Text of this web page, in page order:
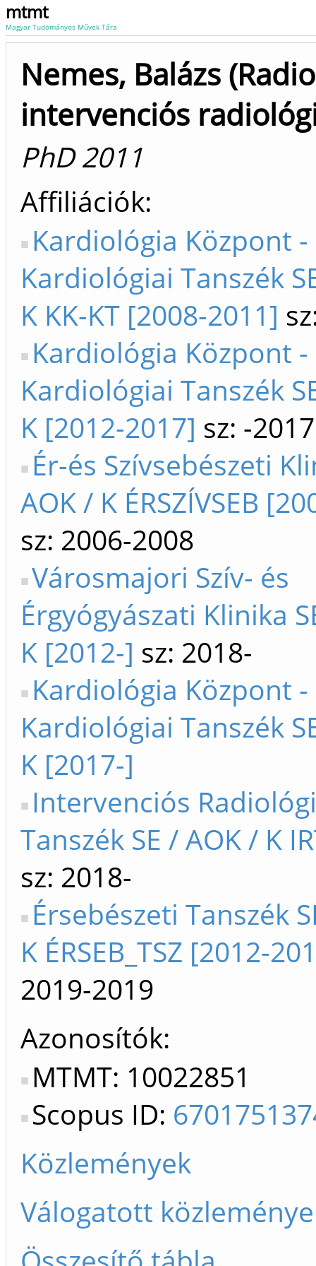
mtmt
Magyar Tudományos Művek Tára
Nemes, Balázs
intervenciós
PhD 2011
Affiliációk
Kardiológia Központ -
Kardiológiai Tanszék
K KK-KT [2008-2011]
Kardiológia Központ -
Kardiológiai Tanszék
K [2012-2017] sz: -2017
Ér-és Szívsebészeti
AOK / K ÉRSZÍVSEB
sz: 2006-2008
Városmajori Szív- és
Érgyógyászati Klinika
K [2012-] sz: 2018-
Kardiológia Központ -
Kardiológiai Tanszék
K [2017-]
Intervenciós
Tanszék SE / AOK / K
sz: 2018-
Érsebészeti Tanszék
K ÉRSEB_TSZ [2012-
2019-2019
Azonosítók
MTMT: 10022851
Scopus ID:
Közlemények
Válogatott